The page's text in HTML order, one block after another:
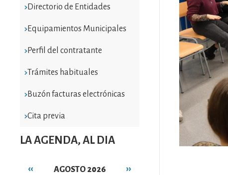
Directorio de Entidades
Equipamientos Municipales
Perfil del contratante
Trámites habituales
Buzón facturas electrónicas
Cita previa
LA AGENDA, AL DIA
AGOSTO 2026
‹‹ ››